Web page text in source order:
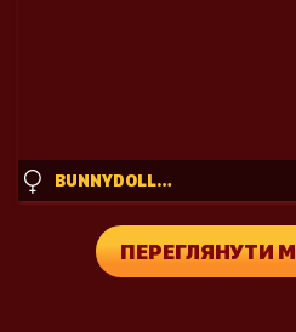
BUNNYDOLLSTELLA
ПЕРЕГЛЯНУТИ